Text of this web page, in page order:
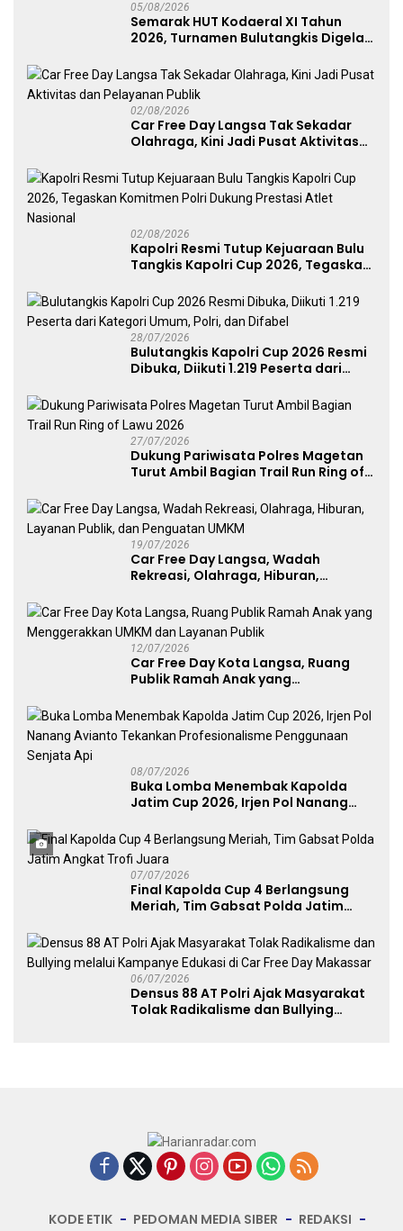
05/08/2026
Semarak HUT Kodaeral XI Tahun
2026, Turnamen Bulutangkis Digelar
Perkuat Soliditas Prajurit
02/08/2026
Car Free Day Langsa Tak Sekadar
Olahraga, Kini Jadi Pusat Aktivitas
02/08/2026
Kapolri Resmi Tutup Kejuaraan Bulu
Tangkis Kapolri Cup 2026, Tegaskan
Atlet Nasional
28/07/2026
Bulutangkis Kapolri Cup 2026 Resmi
Dibuka, Diikuti 1.219 Peserta dari
27/07/2026
Dukung Pariwisata Polres Magetan
Turut Ambil Bagian Trail Run Ring of
19/07/2026
Car Free Day Langsa, Wadah
Rekreasi, Olahraga, Hiburan,
UMKM
12/07/2026
Car Free Day Kota Langsa, Ruang
Publik Ramah Anak yang
Publik
08/07/2026
Buka Lomba Menembak Kapolda
Jatim Cup 2026, Irjen Pol Nanang
Penggunaan Senjata Api
07/07/2026
Final Kapolda Cup 4 Berlangsung
Meriah, Tim Gabsat Polda Jatim
06/07/2026
Densus 88 AT Polri Ajak Masyarakat
Tolak Radikalisme dan Bullying
KODE ETIK PEDOMAN MEDIA SIBER
REDAKSI